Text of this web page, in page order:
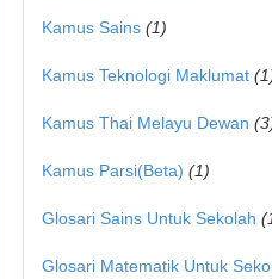
Kamus Sains (1)
Kamus Teknologi Maklumat
Kamus Thai Melayu Dewan
Kamus Parsi(Beta) (1)
Glosari Sains Untuk Sekolah
Glosari Matematik Untuk